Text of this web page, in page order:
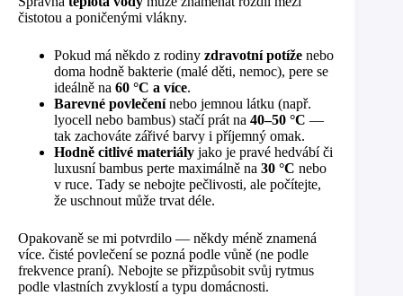
čistotou a poničenými vlákny.
Pokud má někdo z rodiny zdravotní potíže nebo
doma hodně bakterie (malé děti, nemoc), pere se
ideálně na 60 °C a více.
Barevné povlečenínebo jemnou látku (např.
lyocell nebo bambus) stačí prát na 40–50 °C —
tak zachováte zářivé barvy i příjemný omak.
Hodně citlivé materiály jako je pravé hedvábí či
luxusní bambus perte maximálně na 30 °C nebo
v ruce. Tady se nebojte pečlivosti, ale počítejte,
že uschnout může trvat déle.
Opakovaně se mi potvrdilo — někdy méně znamená
více. čisté povlečení se pozná podle vůně (ne podle
frekvence praní). Nebojte se přizpůsobit svůj rytmus
podle vlastních zvyklostí a typu domácnosti.